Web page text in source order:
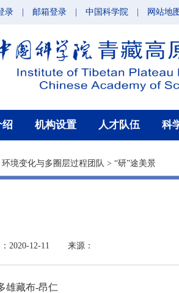
录 邮箱登录 中国科学院 网站地
绍 机构设置 人才队伍 科
环境变化与多圈层过程团队 > “研”途美景
2020-12-11 来源：
雄藏布-昂仁